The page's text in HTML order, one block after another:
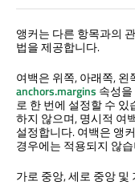
앵커는 다른 항목과의
법을 제공합니다.
여백은 위쪽, 아래쪽,
anchors.margins 속성
로 한 번에 설정할 수
하지 않으며, 명시적 여
설정합니다. 여백은 앵
경우에는 적용되지 않
가로 중앙, 세로 중앙